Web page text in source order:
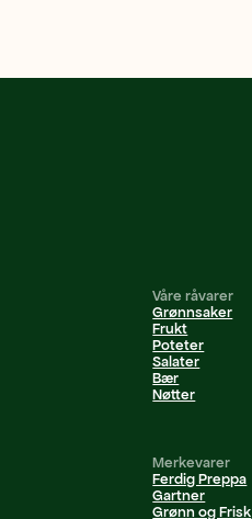
Våre råvarer
Grønnsaker
Frukt
Poteter
Salater
Bær
Nøtter
Merkevarer
Ferdig Preppa
Gartner
Grønn og Frisk